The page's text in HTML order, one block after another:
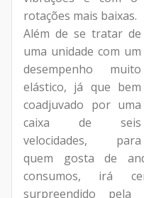
rotações mais baixas.
Além de se tratar de
uma unidade com um
desempenho muito
elástico, já que bem
coadjuvado por uma
caixa de seis
velocidades, para
quem gosta de
consumos, irá
surpreendido pela